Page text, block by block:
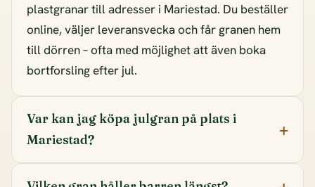
plastgranar till adresser i Mariestad. Du beställer
online, väljer leveransvecka och får granen hem
till dörren – ofta med möjlighet att även boka
bortforsling efter jul.
Var kan jag köpa julgran på plats i
Mariestad?